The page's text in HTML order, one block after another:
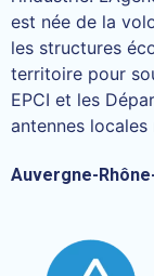
est née de la
les structures
territoire pour
EPCI et les
antennes
Auvergne-